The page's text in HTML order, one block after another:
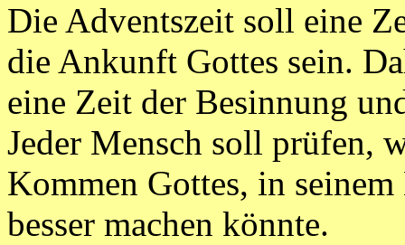
Die Adventszeit soll eine
die Ankunft Gottes sein.
eine Zeit der Besinnung
Jeder Mensch soll prüfen,
Kommen Gottes, in
besser machen könnte.